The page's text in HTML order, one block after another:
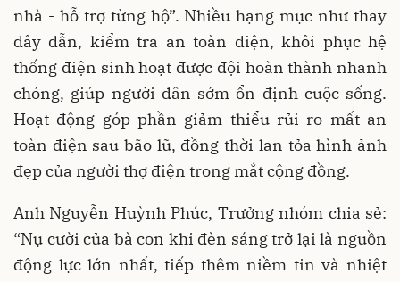
nhà - hỗ trợ từng hộ”. Nhiều hạng mục như thay
dây dẫn, kiểm tra an toàn điện, khôi phục hệ
thống điện sinh hoạt được đội hoàn thành nhanh
chóng, giúp người dân sớm ổn định cuộc sống.
Hoạt động góp phần giảm thiểu rủi ro mất an
toàn điện sau bão lũ, đồng thời lan tỏa hình ảnh
đẹp của người thợ điện trong mắt cộng đồng.
Anh Nguyễn Huỳnh Phúc, Trưởng nhóm chia sẻ:
“Nụ cười của bà con khi đèn sáng trở lại là nguồn
động lực lớn nhất, tiếp thêm niềm tin và nhiệt